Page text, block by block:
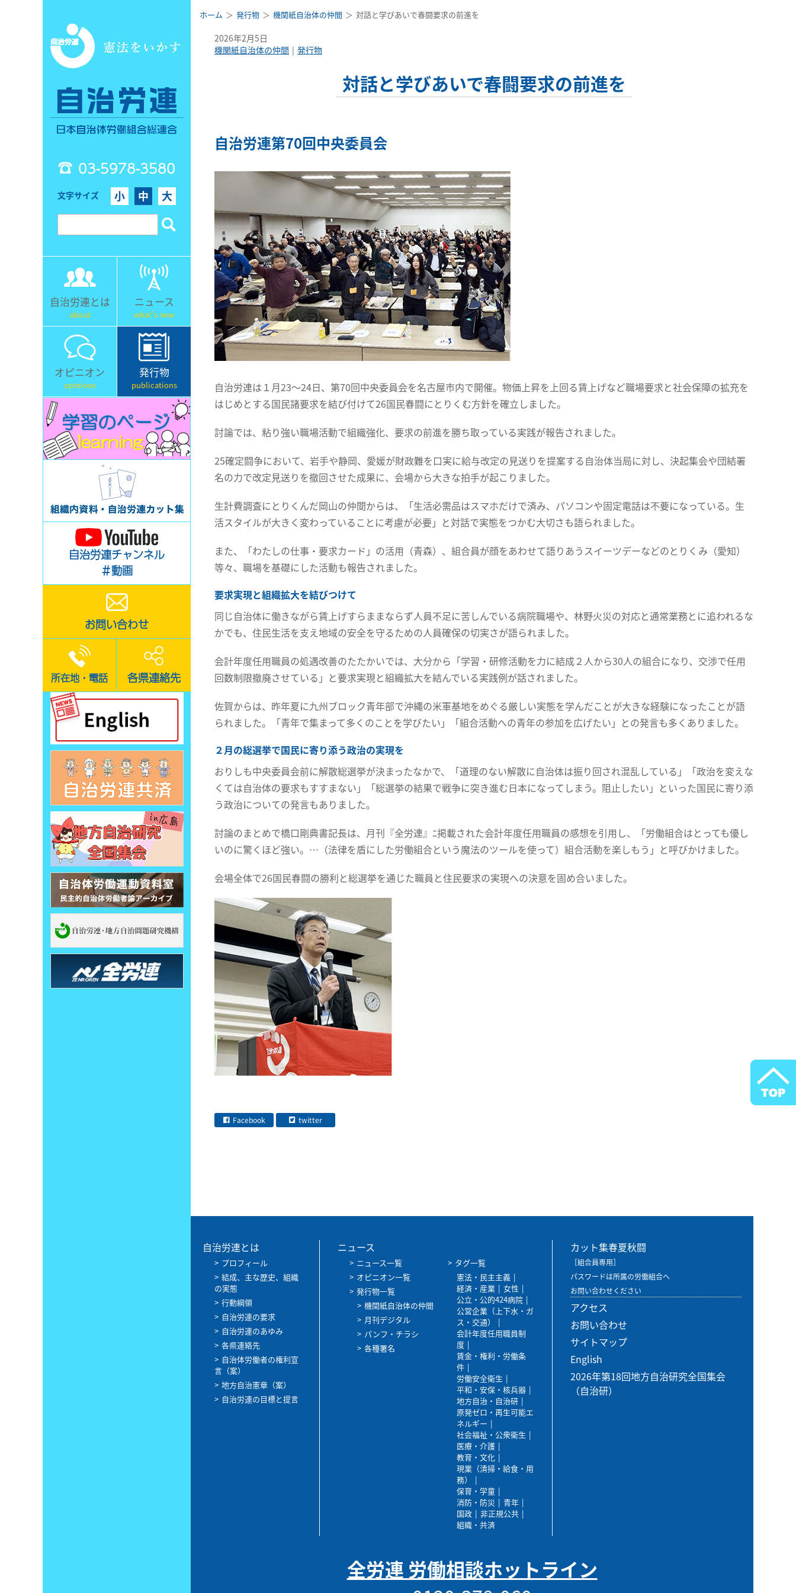
03-5978-3580
文字サイズ 小 中 大
自治労連とは
about
ニュース
what's new
オピニオン
opinions
発行物
publications
自治労連チャンネル
＃動画
お問い合わせ
所在地・電話 各県連絡先
ホーム 発行物 機関紙自治体の仲間 対話と学びあいで春闘要求の前進を
2026年2月5日
機関紙自治体の仲間
発行物
対話と学びあいで春闘要求の前進を
自治労連第70回中央委員会
自治労連は１月23～24日、第70回中央委員会を名古屋市内で開催。物価上昇を上回る賃上げなど職場要求と社会保障の拡充を
はじめとする国民諸要求を結び付けて26国民春闘にとりくむ方針を確立しました。
討論では、粘り強い職場活動で組織強化、要求の前進を勝ち取っている実践が報告されました。
25確定闘争において、岩手や静岡、愛媛が財政難を口実に給与改定の見送りを提案する自治体当局に対し、決起集会や団結署
名の力で改定見送りを撤回させた成果に、会場から大きな拍手が起こりました。
生計費調査にとりくんだ岡山の仲間からは、「生活必需品はスマホだけで済み、パソコンや固定電話は不要になっている。生
活スタイルが大きく変わっていることに考慮が必要」と対話で実態をつかむ大切さも語られました。
また、「わたしの仕事・要求カード」の活用（青森）、組合員が顔をあわせて語りあうスイーツデーなどのとりくみ（愛知）
等々、職場を基礎にした活動も報告されました。
要求実現と組織拡大を結びつけて
同じ自治体に働きながら賃上げすらままならず人員不足に苦しんでいる病院職場や、林野火災の対応と通常業務とに追われるな
かでも、住民生活を支え地域の安全を守るための人員確保の切実さが語られました。
会計年度任用職員の処遇改善のたたかいでは、大分から「学習・研修活動を力に結成２人から30人の組合になり、交渉で任用
回数制限撤廃させている」と要求実現と組織拡大を結んでいる実践例が話されました。
佐賀からは、昨年夏に九州ブロック青年部で沖縄の米軍基地をめぐる厳しい実態を学んだことが大きな経験になったことが語
られました。「青年で集まって多くのことを学びたい」「組合活動への青年の参加を広げたい」との発言も多くありました。
２月の総選挙で国民に寄り添う政治の実現を
おりしも中央委員会前に解散総選挙が決まったなかで、「道理のない解散に自治体は振り回され混乱している」「政治を変えな
くては自治体の要求もすすまない」「総選挙の結果で戦争に突き進む日本になってしまう。阻止したい」といった国民に寄り添
う政治についての発言もありました。
討論のまとめで橋口剛典書記長は、月刊『全労連』ﾆ掲載された会計年度任用職員の感想を引用し、「労働組合はとっても優し
いのに驚くほど強い。…（法律を盾にした労働組合という魔法のツールを使って）組合活動を楽しもう」と呼びかけました。
会場全体で26国民春闘の勝利と総選挙を通じた職員と住民要求の実現への決意を固め合いました。
Facebook twitter
自治労連とは
プロフィール
結成、主な歴史、組織
の実態
行動綱領
自治労連の要求
自治労連のあゆみ
各県連絡先
自治体労働者の権利宣
言（案）
地方自治憲章（案）
自治労連の目標と提言
ニュース
ニュース一覧
オピニオン一覧
発行物一覧
機関紙自治体の仲間
月刊デジタル
パンフ・チラシ
各種署名
タグ一覧
憲法・民主主義
経済・産業
女性
公立・公的424病院
公営企業（上下水・ガ
ス・交通）
会計年度任用職員制
度
賃金・権利・労働条
件
労働安全衛生
平和・安保・核兵器
地方自治・自治研
原発ゼロ・再生可能エ
ネルギー
社会福祉・公衆衛生
医療・介護
教育・文化
現業（清掃・給食・用
務）
保育・学童
消防・防災
青年
国政
非正規公共
組織・共済
カット集春夏秋闘
［組合員専用］
パスワードは所属の労働組合へ
お問い合わせください
アクセス
お問い合わせ
サイトマップ
English
2026年第18回地方自治研究全国集会
（自治研）
全労連 労働相談ホットライン